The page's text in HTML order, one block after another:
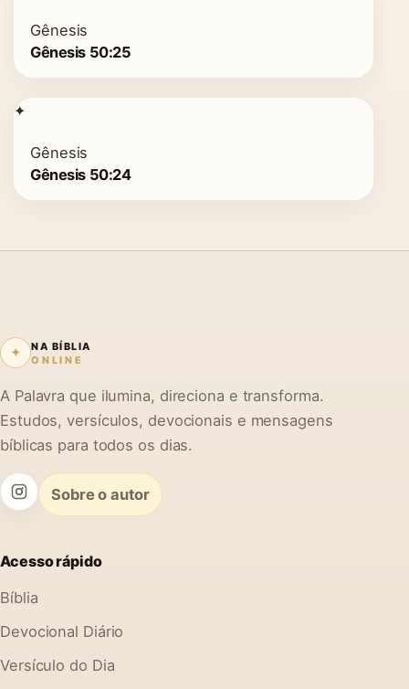
Gênesis
Gênesis 50:25
✦
Gênesis
Gênesis 50:24
✦
NA BÍBLIA
ONLINE
A Palavra que ilumina, direciona e transforma.
Estudos, versículos, devocionais e mensagens
bíblicas para todos os dias.
Sobre o autor
Acesso rápido
Bíblia
Devocional Diário
Versículo do Dia